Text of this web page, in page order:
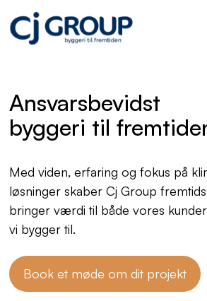
Ansvarsbevidst
byggeri til
Med viden, erfaring og fokus på
løsninger skaber Cj Group
bringer værdi til både vores
vi bygger til.
Book et møde om dit projekt